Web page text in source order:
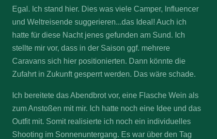
Egal. Ich stand hier. Dies was viele Camper, Influencer
und Weltreisende suggerieren...das Ideal! Auch ich
hatte für diese Nacht jenes gefunden am Sund. Ich
stellte mir vor, dass in der Saison ggf. mehrere
Caravans sich hier positionierten. Dann könnte die
Zufahrt in Zukunft gesperrt werden. Das wäre schade.
Ich bereitete das Abendbrot vor, eine Flasche Wein als
zum Anstoßen mit mir. Ich hatte noch eine Idee und das
Outfit mit. Somit realisierte ich noch ein individuelles
Shooting im Sonnenuntergang. Es war über den Tag